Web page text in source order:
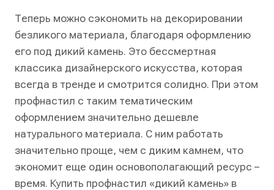
Теперь можно сэкономить на декорировании
безликого материала, благодаря оформлению
его под дикий камень. Это бессмертная
классика дизайнерского искусства, которая
всегда в тренде и смотрится солидно. При этом
профнастил с таким тематическим
оформлением значительно дешевле
натурального материала. С ним работать
значительно проще, чем с диким камнем, что
экономит еще один основополагающий ресурс –
время. Купить профнастил «дикий камень» в